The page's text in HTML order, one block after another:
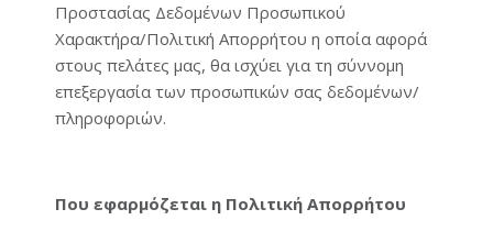
Προστασίας Δεδομένων Προσωπικού
Χαρακτήρα/Πολιτική Απορρήτου η οποία αφορά
στους πελάτες μας, θα ισχύει για τη σύννομη
επεξεργασία των προσωπικών σας δεδομένων/
πληροφοριών.
Που εφαρμόζεται η Πολιτική Απορρήτου